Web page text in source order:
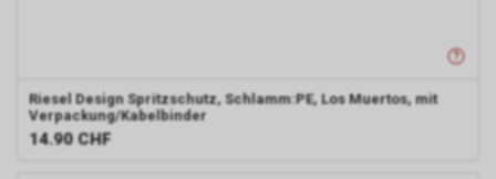
Riesel Design Spritzschutz, Schlamm:PE, Los Muertos, mit
Verpackung/Kabelbinder
14.90 CHF